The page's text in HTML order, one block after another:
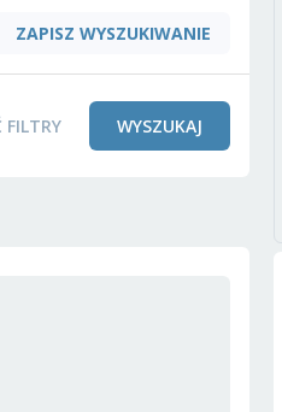
ZAPISZ WYSZUKIWANIE
FILTRY WYSZUKAJ